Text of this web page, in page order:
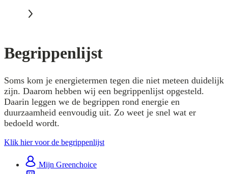
Begrippenlijst
Soms kom je energietermen tegen die niet meteen duidelijk
zijn. Daarom hebben wij een begrippenlijst opgesteld.
Daarin leggen we de begrippen rond energie en
duurzaamheid eenvoudig uit. Zo weet je snel wat er
bedoeld wordt.
Klik hier voor de begrippenlijst
Mijn Greenchoice